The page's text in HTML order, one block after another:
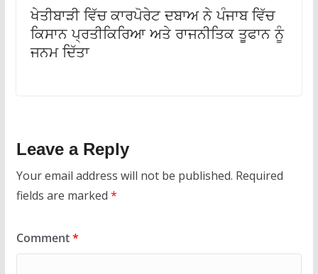
ਖੇਤੀਬਾੜੀ ਵਿੱਚ ਕਾਰਪੋਰੇਟ ਦਬਾਅ ਨੇ ਪੰਜਾਬ ਵਿੱਚ
ਕਿਸਾਨ ਪ੍ਰਤੀਕਿਰਿਆ ਅਤੇ ਰਾਜਨੀਤਿਕ ਤੂਫਾਨ ਨੂੰ
ਜਨਮ ਦਿੱਤਾ
Leave a Reply
Your email address will not be published. Required
fields are marked *
Comment*